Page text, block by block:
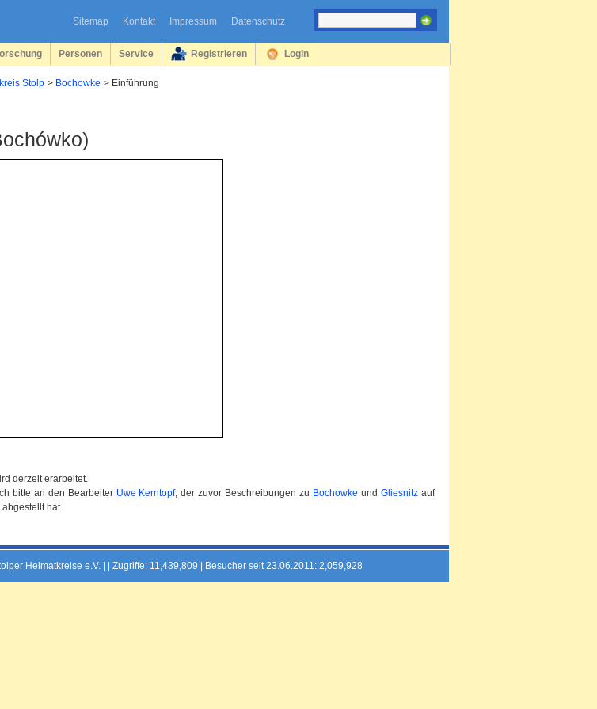
Sitemap Kontakt Impressum Datenschutz
Personen Service Registrieren Login
Stolp Bochowke Einführung
derzeit erarbeitet.
bitte an den Bearbeiter Uwe Kerntopf, der zuvor Beschreibungen zu Bochowke undGliesnitz auf
hat.
Heimatkreise e.V. | | Zugriffe: 11,439,809 | Besucher seit 23.06.2011: 2,059,928